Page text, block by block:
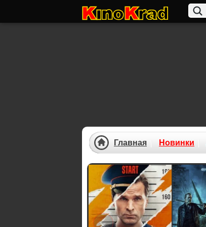
Previous
Главная Новинки